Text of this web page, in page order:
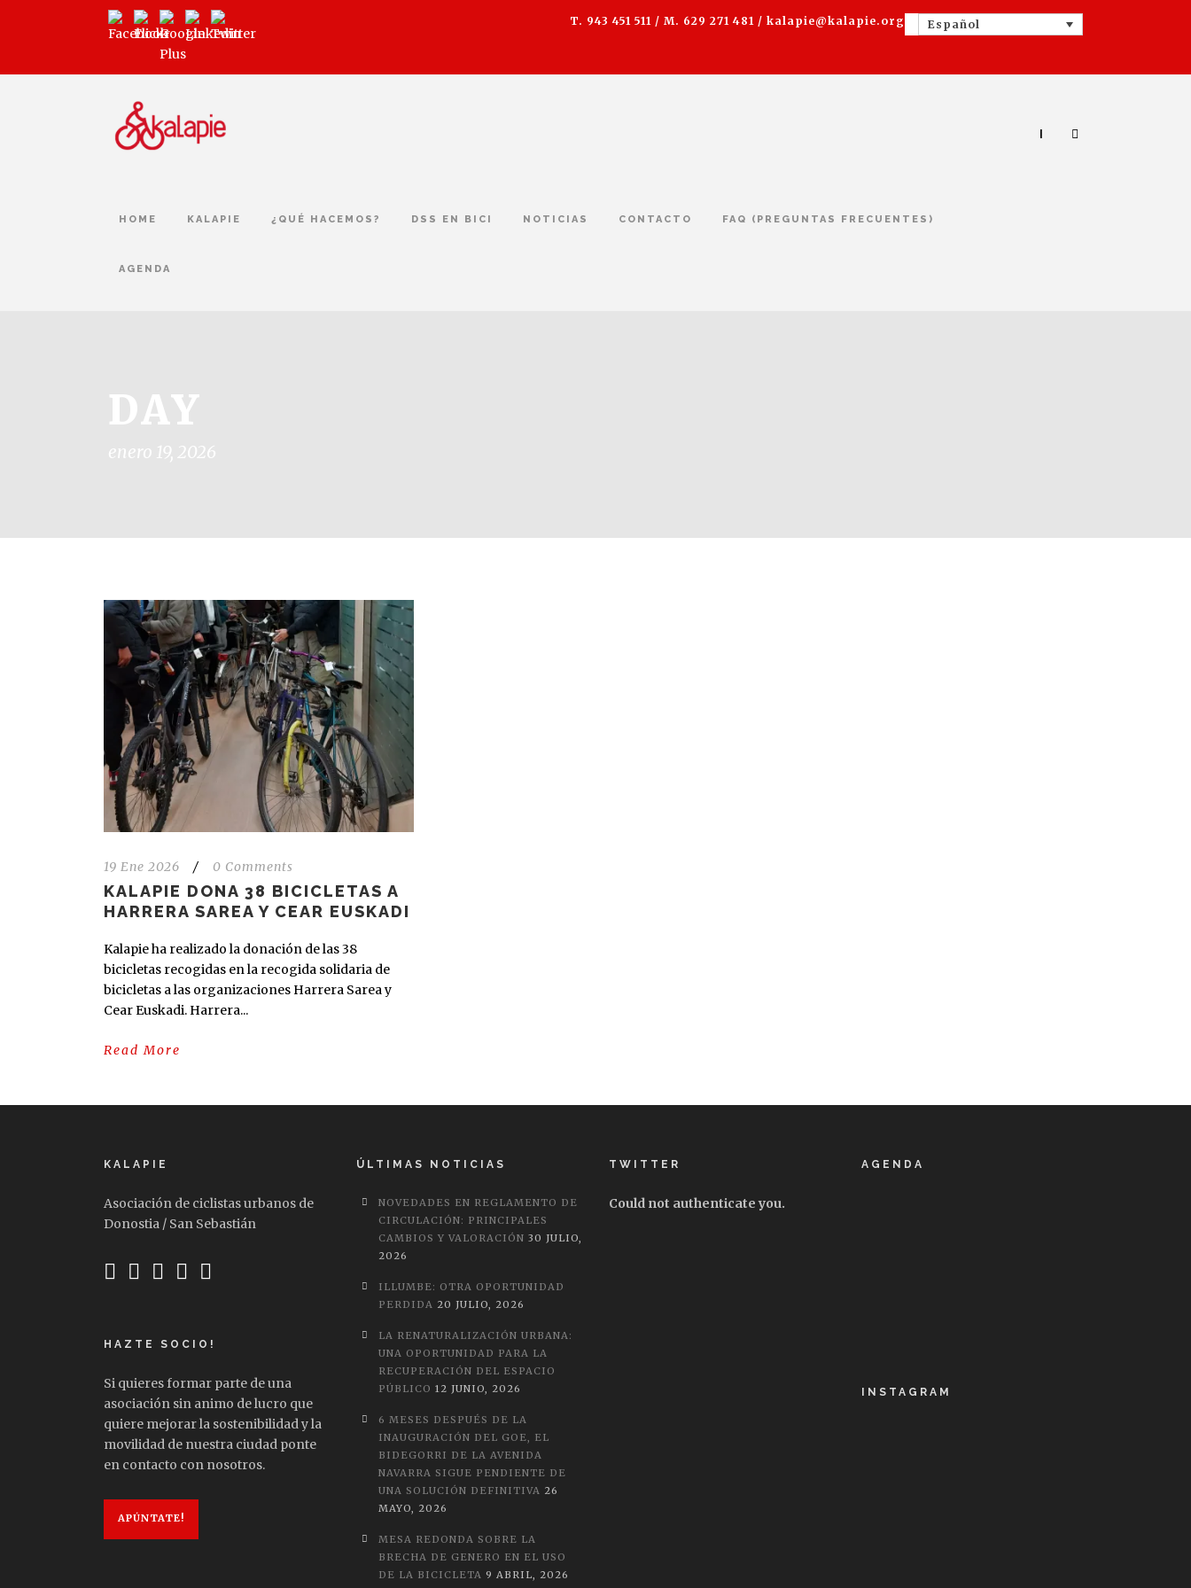
T. 943 451 511 / M. 629 271 481 / kalapie@kalapie.org Español
HOME KALAPIE ¿QUÉ HACEMOS? DSS EN BICI NOTICIAS CONTACTO FAQ (PREGUNTAS FRECUENTES)
AGENDA
DAY
enero 19, 2026
19 Ene 2026 / 0 Comments
KALAPIE DONA 38 BICICLETAS A
HARRERA SAREA Y CEAR EUSKADI
Kalapie ha realizado la donación de las 38
bicicletas recogidas en la recogida solidaria de
bicicletas a las organizaciones Harrera Sarea y
Cear Euskadi. Harrera...
Read More
KALAPIE
Asociación de ciclistas urbanos de
Donostia / San Sebastián
HAZTE SOCIO!
Si quieres formar parte de una
asociación sin animo de lucro que
quiere mejorar la sostenibilidad y la
movilidad de nuestra ciudad ponte
en contacto con nosotros.
APÚNTATE!
ÚLTIMAS NOTICIAS
NOVEDADES EN REGLAMENTO DE
CIRCULACIÓN: PRINCIPALES
CAMBIOS Y VALORACIÓN 30 JULIO,
2026
ILLUMBE: OTRA OPORTUNIDAD
PERDIDA 20 JULIO, 2026
LA RENATURALIZACIÓN URBANA:
UNA OPORTUNIDAD PARA LA
RECUPERACIÓN DEL ESPACIO
PÚBLICO 12 JUNIO, 2026
6 MESES DESPUÉS DE LA
INAUGURACIÓN DEL GOE, EL
BIDEGORRI DE LA AVENIDA
NAVARRA SIGUE PENDIENTE DE
UNA SOLUCIÓN DEFINITIVA 26
MAYO, 2026
MESA REDONDA SOBRE LA
BRECHA DE GENERO EN EL USO
DE LA BICICLETA 9 ABRIL, 2026
TWITTER
Could not authenticate you.
AGENDA
INSTAGRAM